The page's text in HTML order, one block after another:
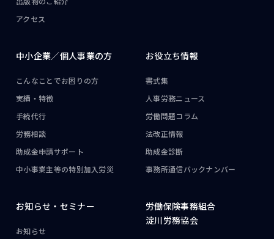
アクセス
中小企業／個人事業の方
こんなことでお困りの方
実績・特徴
手続代行
労務相談
助成金申請サポート
中小事業主等の特別加入労災
お役立ち情報
書式集
人事労務ニュース
労働問題コラム
法改正情報
助成金診断
事務所通信バックナンバー
お知らせ・ セミナー
お知らせ
労働保険事務組合
淀川労務協会